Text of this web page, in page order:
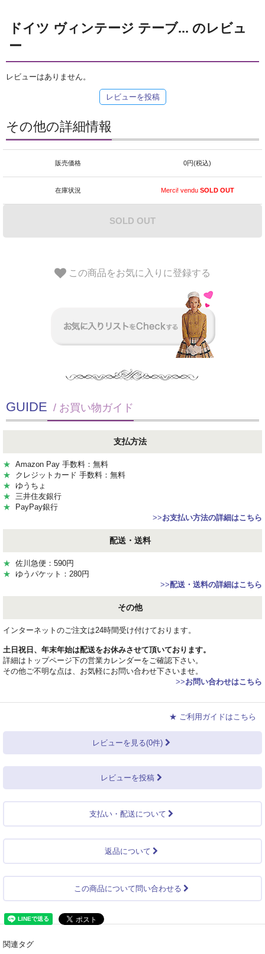
ドイツ ヴィンテージ テーブ... のレビュ
ー
レビューはありません。
レビューを投稿
その他の詳細情報
販売価格 0円(税込)
在庫状況 Merci! venduSOLD OUT
SOLD OUT
この商品をお気に入りに登録する
GUIDE / お買い物ガイド
支払方法
★ Amazon Pay 手数料：無料
★ クレジットカード 手数料：無料
★ ゆうちょ
★ 三井住友銀行
★ PayPay銀行
>>お支払い方法の詳細はこちら
配送・送料
★ 佐川急便：590円
★ ゆうパケット：280円
>>配送・送料の詳細はこちら
その他
インターネットのご注文は24時間受け付けております。
土日祝日、年末年始は配送をお休みさせて頂いております。
詳細はトップページ下の営業カレンダーをご確認下さい。
その他ご不明な点は、お気軽にお問い合わせ下さいませ。
>>お問い合わせはこちら
★ ご利用ガイドはこちら
レビューを見る(0件)
レビューを投稿
支払い・配送について
返品について
この商品について問い合わせる
関連タグ